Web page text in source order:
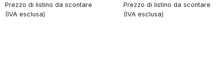
Prezzo di listino da scontare
(IVA esclusa)
Prezzo di listino da scontare
(IVA esclusa)